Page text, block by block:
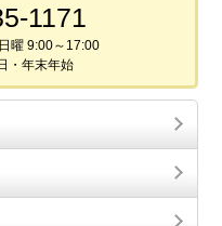
1171
曜 9:00～17:00
・年末年始